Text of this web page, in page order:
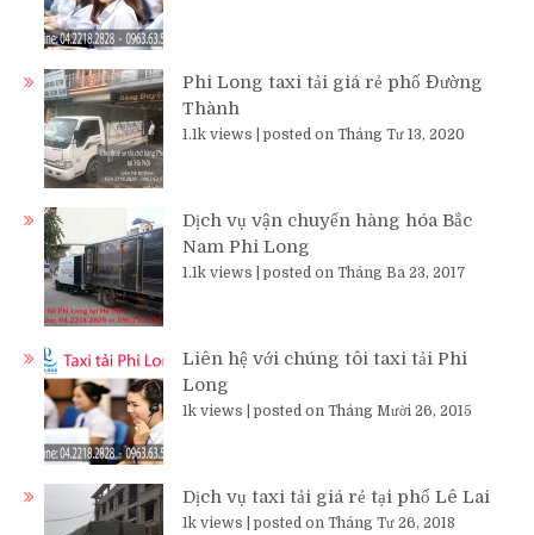
Phi Long taxi tải giá rẻ phố Đường
Thành
1.1k views posted on Tháng Tư 13, 2020
Dịch vụ vận chuyển hàng hóa Bắc
Nam Phi Long
1.1k views posted on Tháng Ba 23, 2017
Liên hệ với chúng tôi taxi tải Phi
Long
1k views posted on Tháng Mười 26, 2015
Dịch vụ taxi tải giá rẻ tại phố Lê Lai
1k views posted on Tháng Tư 26, 2018